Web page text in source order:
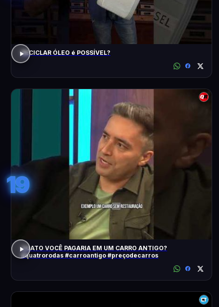
RECICLAR ÓLEO é POSSÍVEL?
19
QUATO VOCÊ PAGARIA EM UM CARRO ANTIGO?
#quatrorodas #carroantigo #preçodecarros